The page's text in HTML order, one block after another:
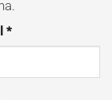
*Obrigatório